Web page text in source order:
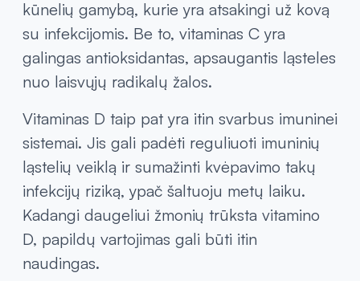
kūnelių gamybą, kurie yra atsakingi už kovą
su infekcijomis. Be to, vitaminas C yra
galingas antioksidantas, apsaugantis ląsteles
nuo laisvųjų radikalų žalos.
Vitaminas D taip pat yra itin svarbus imuninei
sistemai. Jis gali padėti reguliuoti imuninių
ląstelių veiklą ir sumažinti kvėpavimo takų
infekcijų riziką, ypač šaltuoju metų laiku.
Kadangi daugeliui žmonių trūksta vitamino
D, papildų vartojimas gali būti itin
naudingas.